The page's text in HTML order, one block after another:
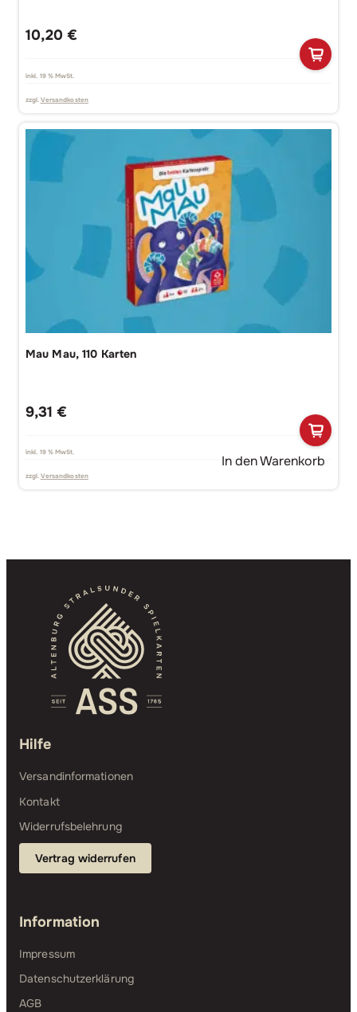
10,20 €
inkl. 19 % MwSt.
zzgl. Versandkosten
Mau Mau, 110 Karten
9,31 €
inkl. 19 % MwSt.
zzgl. Versandkosten
In den Warenkorb
Hilfe
Versandinformationen
Kontakt
Widerrufsbelehrung
Vertrag widerrufen
Information
Impressum
Datenschutzerklärung
AGB